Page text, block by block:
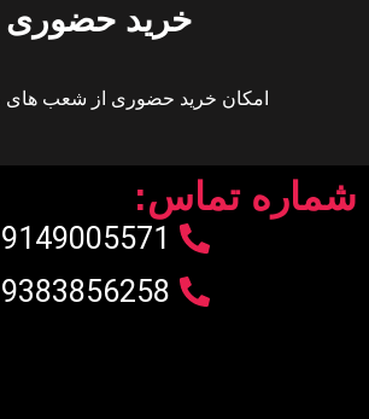
خرید حضوری
امکان خرید حضوری از شعب های
شماره تماس: